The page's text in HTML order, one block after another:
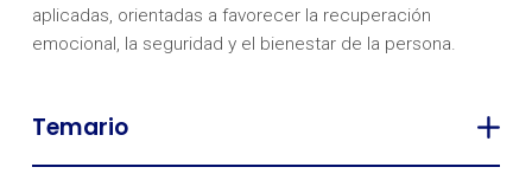
aplicadas, orientadas a favorecer la recuperación
emocional, la seguridad y el bienestar de la persona.
Temario